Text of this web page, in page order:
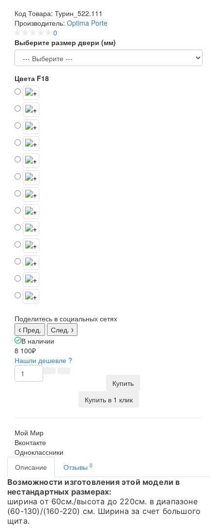
Код Товара: Турин_522.111
Производитель: Optima Porte
0
Выберите размер двери (мм)
Цвета F18
Поделитесь в социальных сетях
Пред.
След.
В наличии
8 100₽
Нашли дешевле ?
Купить
Купить в 1 клик
Мой Мир
Вконтакте
Одноклассники
Описание
Отзывы 0
Возможности изготовления этой модели в
нестандартных размерах:
ширина от 60см./высота до 220см. в диапазоне
(60-130)/(160-220) см. Ширина за счет большого
щита.